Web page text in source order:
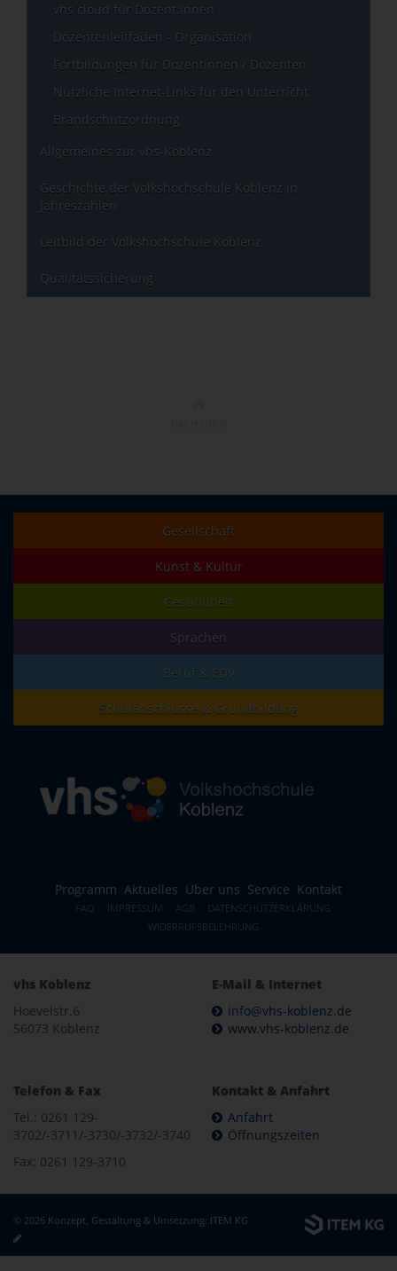
vhs cloud für Dozent:innen
Dozentenleitfaden - Organisation
Fortbildungen für Dozentinnen / Dozenten
Nützliche Internet-Links für den Unterricht
Brandschutzordnung
Allgemeines zur vhs-Koblenz
Geschichte der Volkshochschule Koblenz in
Jahreszahlen
Leitbild der Volkshochschule Koblenz
Qualitätssicherung
Gesellschaft
Kunst & Kultur
Gesundheit
Sprachen
Beruf & EDV
Schulabschlüsse & Grundbildung
Programm Aktuelles Über uns Service Kontakt
FAQ IMPRESSUM AGB
DATENSCHUTZERKLÄRUNG
WIDERRUFSBELEHRUNG
vhs Koblenz
Hoevelstr.6
56073 Koblenz
E-Mail & Internet
info@vhs-koblenz.de
www.vhs-koblenz.de
Telefon & Fax
Tel.: 0261 129-
3702/-3711/-3730/-3732/-3740
Fax: 0261 129-3710
Kontakt & Anfahrt
Anfahrt
Öffnungszeiten
© 2026 Konzept, Gestaltung & Umsetzung: ITEM KG